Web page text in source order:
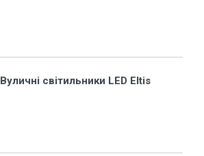
Вуличні світильники LED Eltis